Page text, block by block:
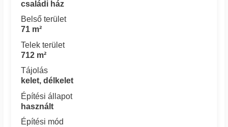
családi ház
Belső terület
71 m²
Telek terület
712 m²
Tájolás
kelet, délkelet
Építési állapot
használt
Építési mód